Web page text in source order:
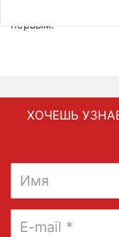
У этого товара нет
первым.
ХОЧЕШЬ